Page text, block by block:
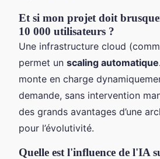
Et si mon projet doit
10 000 utilisateurs ?
Une infrastructure cloud
permet un scaling automatique
monte en charge
demande, sans intervention
des grands avantages d’une
pour l’évolutivité.
Quelle est l'influence de l'IA